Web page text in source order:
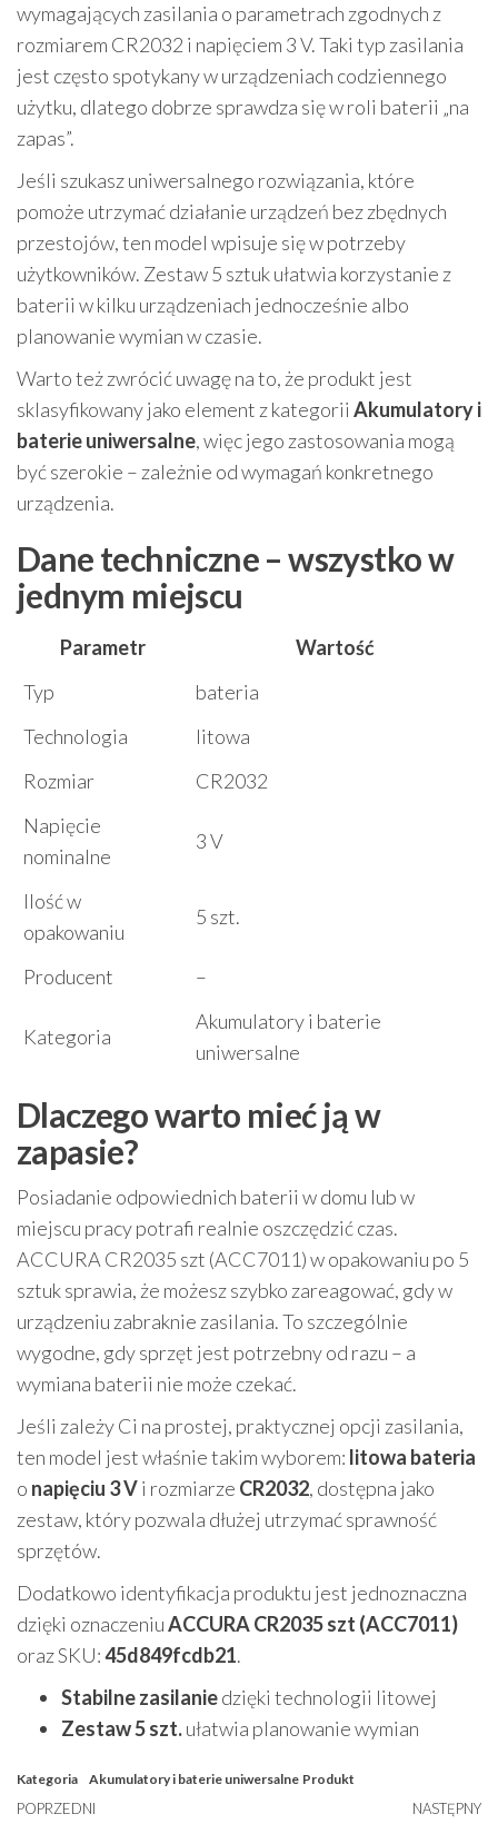
wymagających zasilania o parametrach zgodnych z
rozmiarem CR2032 i napięciem 3 V. Taki typ zasilania
jest często spotykany w urządzeniach codziennego
użytku, dlatego dobrze sprawdza się w roli baterii „na
zapas”.
Jeśli szukasz uniwersalnego rozwiązania, które
pomoże utrzymać działanie urządzeń bez zbędnych
przestojów, ten model wpisuje się w potrzeby
użytkowników. Zestaw 5 sztuk ułatwia korzystanie z
baterii w kilku urządzeniach jednocześnie albo
planowanie wymian w czasie.
Warto też zwrócić uwagę na to, że produkt jest
sklasyfikowany jako element z kategorii Akumulatory i
baterie uniwersalne, więc jego zastosowania mogą
być szerokie – zależnie od wymagań konkretnego
urządzenia.
Dane techniczne – wszystko w
jednym miejscu
Parametr
Wartość
Typ
bateria
Technologia
litowa
Rozmiar
CR2032
Napięcie
nominalne
3 V
Ilość w
opakowaniu
5 szt.
Producent –
Kategoria
Akumulatory i baterie
uniwersalne
Dlaczego warto mieć ją w
zapasie?
Posiadanie odpowiednich baterii w domu lub w
miejscu pracy potrafi realnie oszczędzić czas.
ACCURA CR2035 szt (ACC7011) w opakowaniu po 5
sztuk sprawia, że możesz szybko zareagować, gdy w
urządzeniu zabraknie zasilania. To szczególnie
wygodne, gdy sprzęt jest potrzebny od razu – a
wymiana baterii nie może czekać.
Jeśli zależy Ci na prostej, praktycznej opcji zasilania,
ten model jest właśnie takim wyborem: litowa bateria
o napięciu 3 Vi rozmiarze CR2032, dostępna jako
zestaw, który pozwala dłużej utrzymać sprawność
sprzętów.
Dodatkowo identyfikacja produktu jest jednoznaczna
dzięki oznaczeniuACCURA CR2035 szt (ACC7011)
oraz SKU:45d849fcdb21.
Stabilne zasilaniedzięki technologii litowej
Zestaw 5 szt.ułatwia planowanie wymian
Kategoria Akumulatory i baterie uniwersalne Produkt
Nawigacja
Poprzedni
POPRZEDNI NASTĘPNY